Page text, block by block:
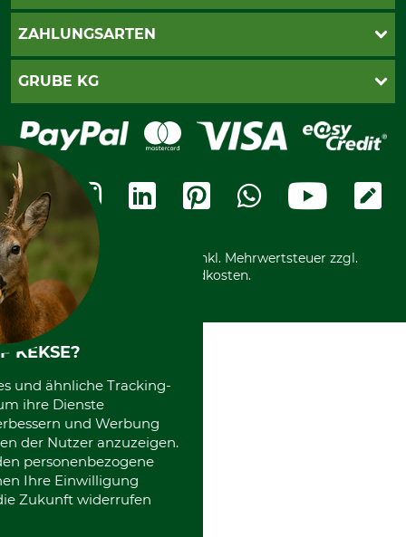
Seilwindenprüfung
Cookie-Einstellungen
AGB
Bestellung widerrufen
Widerrufsbelehrung
Widerrufsformular
Kostenloser Rückversand
Nachhaltigkeit
Entsorgung und Umwelt
Datenschutz Print
ZAHLUNGSARTEN
PayPal
Bankeinzug
Ratenkauf
Rechnung
Vorkasse
GRUBE KG
Leitbild
Karriere
Termine
Ladengeschäft
Motorgeräteshop
Über uns
Community
International
Kooperationen
Alle Preise in Euro und inkl. Mehrwertsteuer zzgl.
Versandkosten.
KEKSE?
und ähnliche Tracking-
ihre Dienste
und Werbung
der Nutzer anzuzeigen.
personenbezogene
Ihre Einwilligung
Zukunft widerrufen